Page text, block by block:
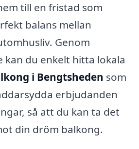
till en fristad som
balans mellan
Genom
kan du enkelt hitta lokala
i Bengtsheden som
erbjudanden
så att du kan ta det
din dröm balkong.